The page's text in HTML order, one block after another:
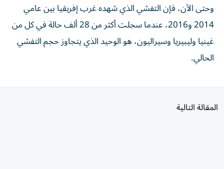
2014 و2016، عندما سجلت ⁠أكثر من 28 ألف حالة ​في كل من
غينيا وليبيريا وسيراليون، هو الوحيد الذي يتجاوز حجم التفشي
الحالي.